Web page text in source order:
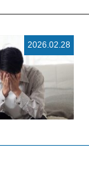
2026.02.28